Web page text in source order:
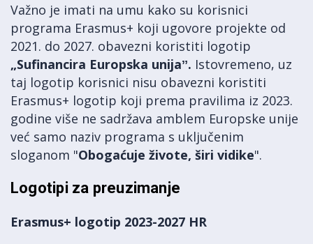
Važno je imati na umu kako su korisnici
programa Erasmus+ koji ugovore projekte od
2021. do 2027. obavezni koristiti logotip
„Sufinancira Europska unijaˮ. Istovremeno, uz
taj logotip korisnici nisu obavezni koristiti
Erasmus+ logotip koji prema pravilima iz 2023.
godine više ne sadržava amblem Europske unije
već samo naziv programa s uključenim
sloganom "Obogaćuje živote, širi vidike".
Logotipi za preuzimanje
Erasmus+ logotip 2023-2027 HR